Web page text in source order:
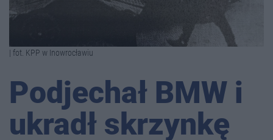
| fot. KPP w Inowrocławiu
Podjechał BMW i
ukradł skrzynkę